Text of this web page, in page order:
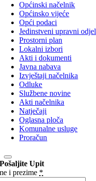
Općinski načelnik
Općinsko vijeće
Opći podaci
Jedinstveni upravni odjel
Prostorni plan
Lokalni izbori
Akti i dokumenti
Javna nabava
Izvještaji načelnika
Odluke
Službene novine
Akti načelnika
Natječaji
Oglasna ploča
Komunalne usluge
Proračun
Pošaljite Upit
i prezime *